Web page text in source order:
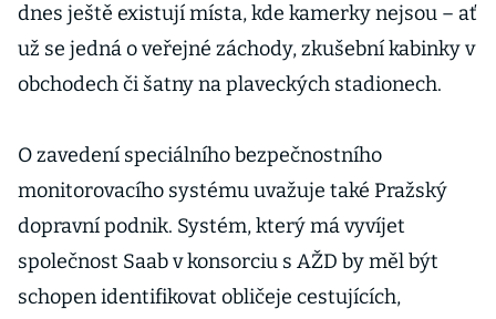
dnes ještě existují místa, kde kamerky nejsou – ať
už se jedná o veřejné záchody, zkušební kabinky v
obchodech či šatny na plaveckých stadionech.
O zavedení speciálního bezpečnostního
monitorovacího systému uvažuje také Pražský
dopravní podnik. Systém, který má vyvíjet
společnost Saab v konsorciu s AŽD by měl být
schopen identifikovat obličeje cestujících,